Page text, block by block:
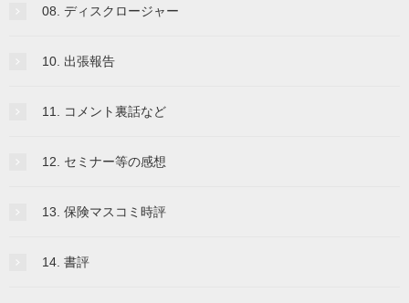
08. ディスクロージャー
10. 出張報告
11. コメント裏話など
12. セミナー等の感想
13. 保険マスコミ時評
14. 書評